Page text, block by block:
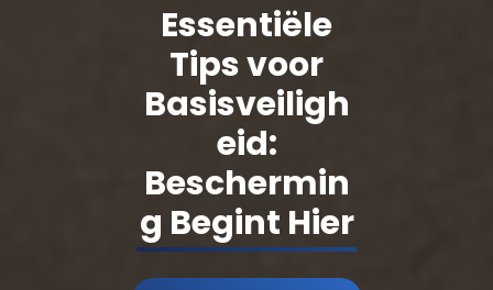
Essentiële
Tips voor
Basisveiligh
eid:
Beschermin
g Begint Hier